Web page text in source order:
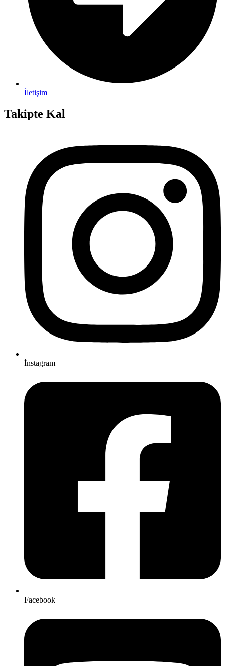
İletişim
Takipte Kal
İnstagram
Facebook